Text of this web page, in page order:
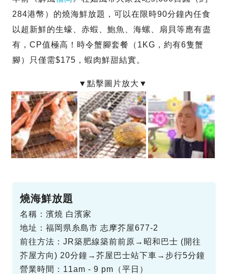
284港幣）的燒海鮮放題，可以在限時90分鐘內任食
以超新鮮的生蠔、赤蝦、鮑魚、海螺、扇貝等應有盡
有，CP值極高！時令蟹腳套餐（1KG，約有6隻蟹
腳）只僅需$175，蝦肉鮮甜結實。
燒海鮮放題
名稱：濱燒 白濱家
地址：福岡県糸島市 志摩芥屋677-2
前往方法：JR築肥線築前前原→昭和巴士 (開往
芥屋方向) 20分鐘→芥屋巴士站下車→步行5分鐘
營業時間：11am - 9 pm（平日）